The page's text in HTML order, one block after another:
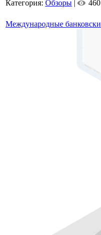
Категория: Обзоры |
Международные